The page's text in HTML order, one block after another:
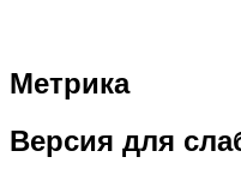
Метрика
Версия для